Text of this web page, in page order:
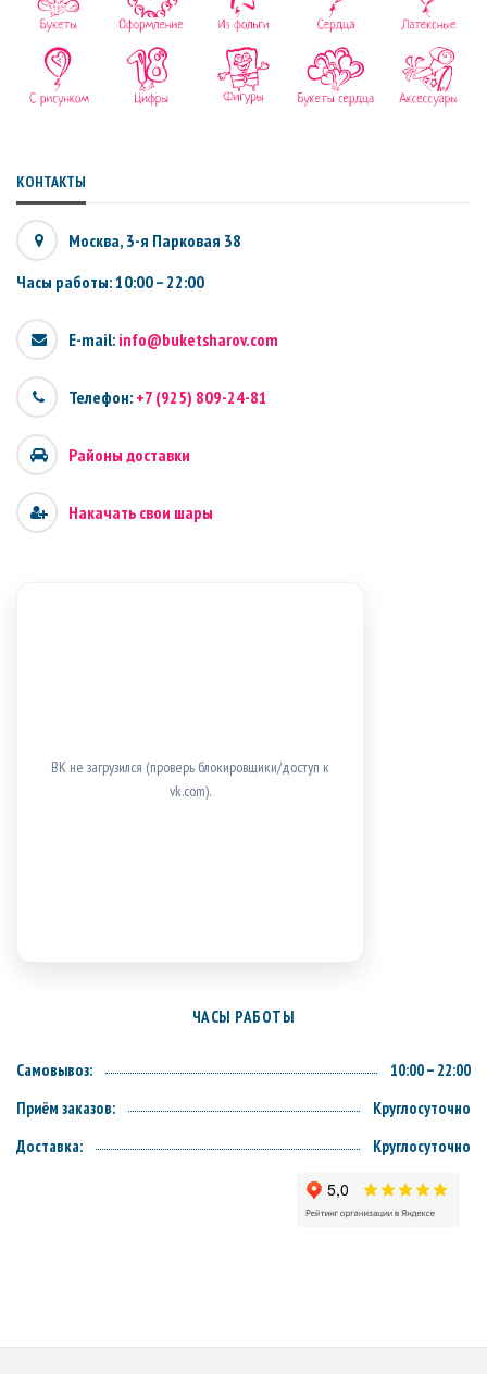
КОНТАКТЫ
Москва, 3-я Парковая 38
Часы работы: 10:00 – 22:00
E-mail: info@buketsharov.com
Телефон: +7 (925) 809-24-81
Районы доставки
Накачать свои шары
ВК не загрузился (проверь блокировщики/доступ к
vk.com).
ЧАСЫ РАБОТЫ
Самовывоз:
10:00 – 22:00
Приём заказов:
Круглосуточно
Доставка:
Круглосуточно